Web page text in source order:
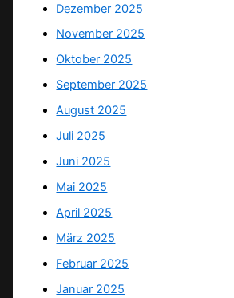
Dezember 2025
November 2025
Oktober 2025
September 2025
August 2025
Juli 2025
Juni 2025
Mai 2025
April 2025
März 2025
Februar 2025
Januar 2025